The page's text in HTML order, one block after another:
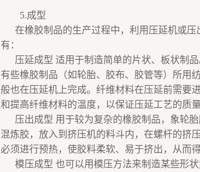
5.成型
在橡胶制品的生产过程中，利用压延机或
有：
压延成型 适用于制造简单的片状、板状制
有些橡胶制品（如轮胎、胶布、胶管等）所用
般也在压延机上完成。纤维材料在压延前需要
和提高纤维材料的温度，以保证压延工艺的质
压出成型 用于较为复杂的橡胶制品，象轮
混炼胶，放入到挤压机的料斗内，在螺杆的挤
必须进行预热，使胶料柔软、易于挤出，从而
模压成型 也可以用模压方法来制造某些形